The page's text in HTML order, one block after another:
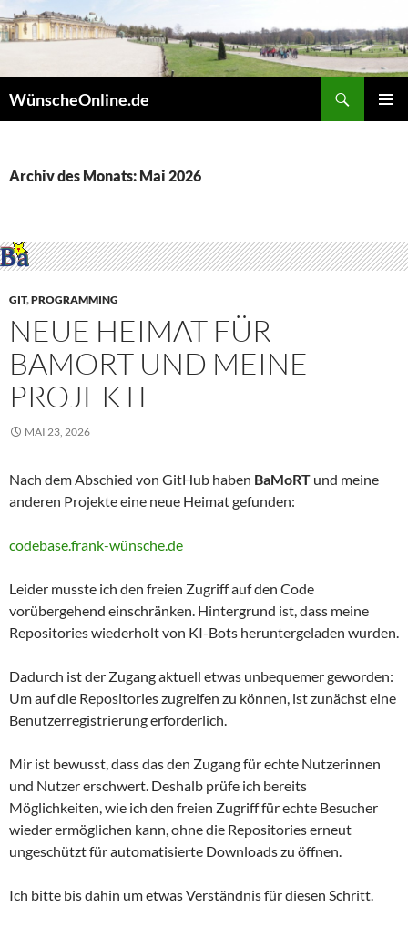
Zum
Inhalt
WünscheOnline.de
Archiv des Monats: Mai 2026
GIT,PROGRAMMING
NEUE HEIMAT FÜR
BAMORT UND MEINE
PROJEKTE
MAI 23, 2026
Nach dem Abschied von GitHub haben BaMoRT und meine
anderen Projekte eine neue Heimat gefunden:
codebase.frank-wünsche.de
Leider musste ich den freien Zugriff auf den Code
vorübergehend einschränken. Hintergrund ist, dass meine
Repositories wiederholt von KI-Bots heruntergeladen wurden.
Dadurch ist der Zugang aktuell etwas unbequemer geworden:
Um auf die Repositories zugreifen zu können, ist zunächst eine
Benutzerregistrierung erforderlich.
Mir ist bewusst, dass das den Zugang für echte Nutzerinnen
und Nutzer erschwert. Deshalb prüfe ich bereits
Möglichkeiten, wie ich den freien Zugriff für echte Besucher
wieder ermöglichen kann, ohne die Repositories erneut
ungeschützt für automatisierte Downloads zu öffnen.
Ich bitte bis dahin um etwas Verständnis für diesen Schritt.